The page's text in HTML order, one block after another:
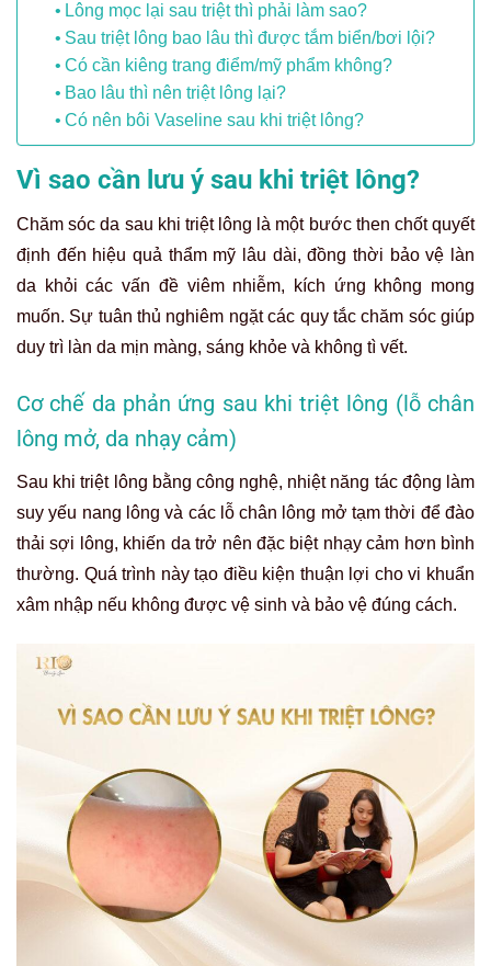
Lông mọc lại sau triệt thì phải làm sao?
Sau triệt lông bao lâu thì được tắm biển/bơi lội?
Có cần kiêng trang điểm/mỹ phẩm không?
Bao lâu thì nên triệt lông lại?
Có nên bôi Vaseline sau khi triệt lông?
Vì sao cần lưu ý sau khi triệt lông?
Chăm sóc da sau khi triệt lông là một bước then chốt quyết
định đến hiệu quả thẩm mỹ lâu dài, đồng thời bảo vệ làn
da khỏi các vấn đề viêm nhiễm, kích ứng không mong
muốn. Sự tuân thủ nghiêm ngặt các quy tắc chăm sóc giúp
duy trì làn da mịn màng, sáng khỏe và không tì vết.
Cơ chế da phản ứng sau khi triệt lông (lỗ chân
lông mở, da nhạy cảm)
Sau khi triệt lông bằng công nghệ, nhiệt năng tác động làm
suy yếu nang lông và các lỗ chân lông mở tạm thời để đào
thải sợi lông, khiến da trở nên đặc biệt nhạy cảm hơn bình
thường. Quá trình này tạo điều kiện thuận lợi cho vi khuẩn
xâm nhập nếu không được vệ sinh và bảo vệ đúng cách.